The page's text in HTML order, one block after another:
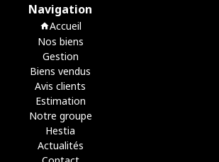
Navigation
Accueil
Nos biens
Gestion
Biens vendus
Avis clients
Estimation
Notre groupe
Hestia
Actualités